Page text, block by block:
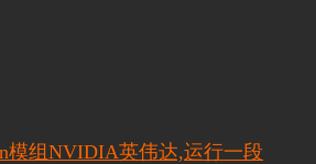
模组NVIDIA英伟达,运行一段